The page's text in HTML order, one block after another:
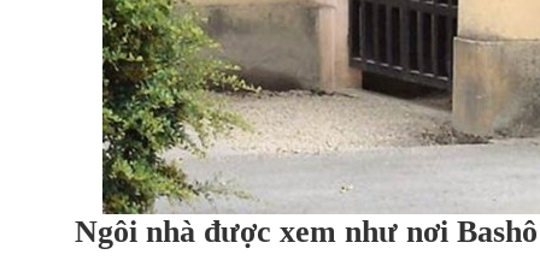
Ngôi nhà được xem như nơi